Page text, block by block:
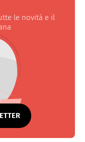
le novità e il